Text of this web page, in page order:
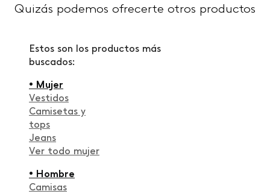
Quizás podemos ofrecerte otros productos
Estos son los productos más
buscados:
• Mujer
Vestidos
Camisetas y
tops
Jeans
Ver todo mujer
• Hombre
Camisas